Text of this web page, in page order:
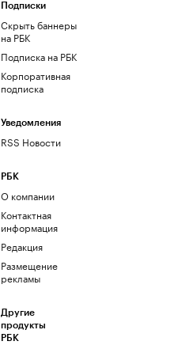
Подписки
Скрыть баннеры
на РБК
Подписка на РБК
Корпоративная
подписка
Уведомления
RSS Новости
РБК
О компании
Контактная
информация
Редакция
Размещение
рекламы
Другие
продукты
РБК